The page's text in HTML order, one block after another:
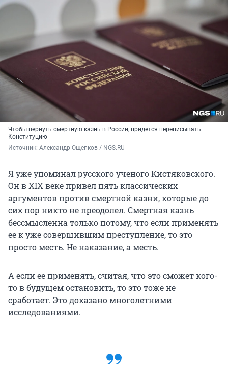
Чтобы вернуть смертную казнь в России, придется переписывать
Конституцию
Источник: Александр Ощепков / NGS.RU
Я уже упоминал русского ученого Кистяковского.
Он в XIX веке привел пять классических
аргументов против смертной казни, которые до
сих пор никто не преодолел. Смертная казнь
бессмысленна только потому, что если применять
ее к уже совершившим преступление, то это
просто месть. Не наказание, а месть.
А если ее применять, считая, что это сможет кого-
то в будущем остановить, то это тоже не
сработает. Это доказано многолетними
исследованиями.